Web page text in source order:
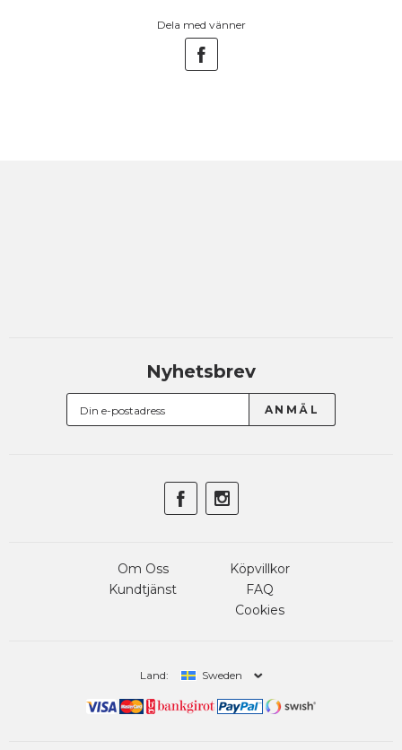
Dela med vänner
Nyhetsbrev
Om Oss
Kundtjänst
Köpvillkor
FAQ
Cookies
Land: Sweden